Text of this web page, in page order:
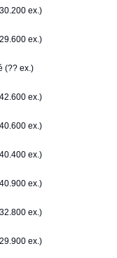
ex.)
ex.)
(?? ex.)
ex.)
ex.)
ex.)
ex.)
ex.)
ex.)